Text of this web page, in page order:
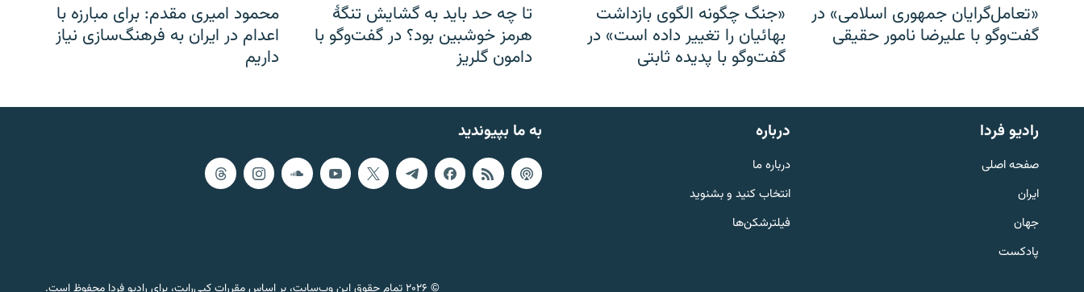
English
به ما بپیوندید
«تعامل‌گرایان جمهوری اسلامی» در
گفت‌وگو با علیرضا نامور حقیقی
«جنگ چگونه الگوی بازداشت
بهائیان را تغییر داده است» در
گفت‌وگو با پدیده ثابتی
تا چه حد باید به گشایش تنگهٔ
هرمز خوشبین بود؟ در گفت‌وگو با
دامون گلریز
محمود امیری مقدم: برای مبارزه با
اعدام در ایران به فرهنگ‌سازی نیاز
داریم
به ما بپیوندید رادیو فردا
صفحه اصلی
ایران
جهان
پادکست
درباره
درباره ما
انتخاب کنید و بشنوید
فیلترشکن‌ها